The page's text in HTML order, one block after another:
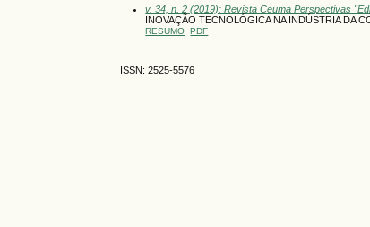
v. 34, n. 2 (2019): Revista Ceuma Perspectivas
INOVAÇÃO TECNOLÓGICA NA INDÚSTRIA DA
RESUMO PDF
ISSN: 2525-5576